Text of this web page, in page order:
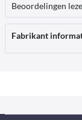
Beoordelingen
Fabrikant